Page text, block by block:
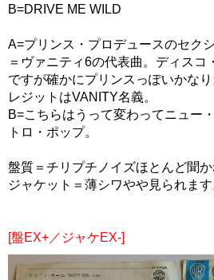
B=DRIVE ME WILD
A=プリンス・プロデュースのセク
＝ヴァニティ6の代表曲。ディスコ
ですが確かにプリンスっぽいかな
レジットはVANITY名義。
B=こちらはうって変わってニュー
トロ・ポップ。
盤質＝チリプチノイズほとんど聞か
ジャケット＝薄シワやや見られます
[盤EX+／ジャケEX-]